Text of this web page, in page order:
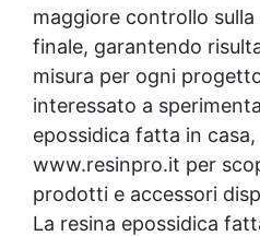
maggiore controllo
finale, garantendo
misura per ogni
interessato a
epossidica fatta in
www.resinpro.it per
prodotti e accessori
La resina epossidica